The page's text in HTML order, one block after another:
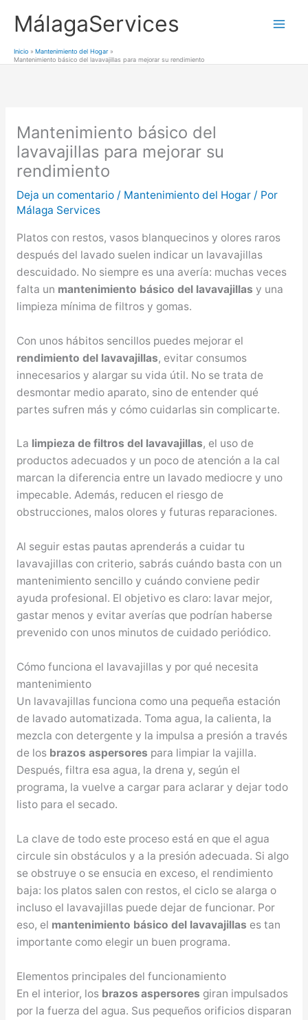
MálagaServices
Inicio
Mantenimiento del Hogar
Mantenimiento básico del lavavajillas para mejorar su rendimiento
Mantenimiento básico del
lavavajillas para mejorar su
rendimiento
Deja un comentario / Mantenimiento del Hogar/ Por
Málaga Services
Platos con restos, vasos blanquecinos y olores raros
después del lavado suelen indicar un lavavajillas
descuidado. No siempre es una avería: muchas veces
falta un mantenimiento básico del lavavajillas y una
limpieza mínima de filtros y gomas.
Con unos hábitos sencillos puedes mejorar el
rendimiento del lavavajillas, evitar consumos
innecesarios y alargar su vida útil. No se trata de
desmontar medio aparato, sino de entender qué
partes sufren más y cómo cuidarlas sin complicarte.
La limpieza de filtros del lavavajillas, el uso de
productos adecuados y un poco de atención a la cal
marcan la diferencia entre un lavado mediocre y uno
impecable. Además, reducen el riesgo de
obstrucciones, malos olores y futuras reparaciones.
Al seguir estas pautas aprenderás a cuidar tu
lavavajillas con criterio, sabrás cuándo basta con un
mantenimiento sencillo y cuándo conviene pedir
ayuda profesional. El objetivo es claro: lavar mejor,
gastar menos y evitar averías que podrían haberse
prevenido con unos minutos de cuidado periódico.
Cómo funciona el lavavajillas y por qué necesita
mantenimiento
Un lavavajillas funciona como una pequeña estación
de lavado automatizada. Toma agua, la calienta, la
mezcla con detergente y la impulsa a presión a través
de los brazos aspersores para limpiar la vajilla.
Después, filtra esa agua, la drena y, según el
programa, la vuelve a cargar para aclarar y dejar todo
listo para el secado.
La clave de todo este proceso está en que el agua
circule sin obstáculos y a la presión adecuada. Si algo
se obstruye o se ensucia en exceso, el rendimiento
baja: los platos salen con restos, el ciclo se alarga o
incluso el lavavajillas puede dejar de funcionar. Por
eso, el mantenimiento básico del lavavajillas es tan
importante como elegir un buen programa.
Elementos principales del funcionamiento
En el interior, los brazos aspersores giran impulsados
por la fuerza del agua. Sus pequeños orificios disparan